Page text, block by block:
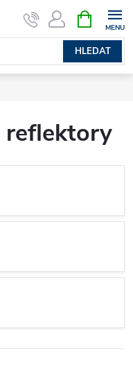
HLEDAT
NÁKUPNÍ
KOŠÍK
reflektory